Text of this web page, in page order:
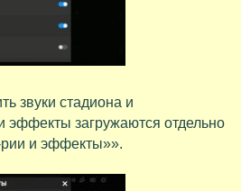
звуки стадиона и
эффекты загружаются отдельно
и эффекты»».